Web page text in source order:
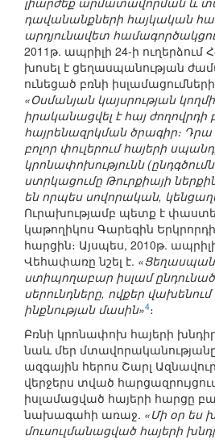
դավանանքների հայկական
արդյունավետ
2011թ. ապրիլի 24-ի
խոսել է ցեղասպանության
ունեցած բռնի իսլամացումների
«Օսմանյան կայսրության
իրականացվել է հայ
հայրենազրկման ծրագիր։
բոլոր փուլերում հայերի
կրոնափոխությունն
ստրկացումը Թուրքիայի
են որպես սովորական,
Ուրախությամբ պետք է
կաթողիկոս Գարեգին
հարցին։ Այսպես, 2010թ.
Վեհափառը նշել է.
ստիպողաբար իսլամ
սերունդները, ովքեր վախենում
ինքնության մասին»4։
Բռնի կրոնափոխ հայերի
նաև մեր
ազգային հերոս Շարլ
վերջերս տված
իսլամացված հայերի հարցը
նախագահի առաջ. «Մի օր ես
մուսուլմանացված հայերի